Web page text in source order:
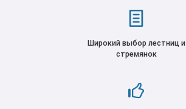
Широкий выбор лестниц и
стремянок